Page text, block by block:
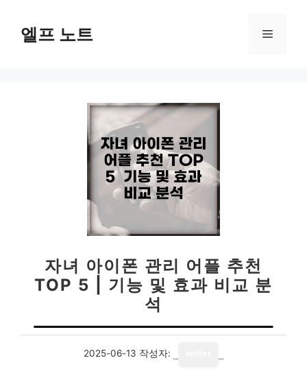
엘프 노트 메
자녀 아이폰 관리 어플 추천
TOP 5 | 기능 및 효과 비교 분
석
2025-06-13 작성자: